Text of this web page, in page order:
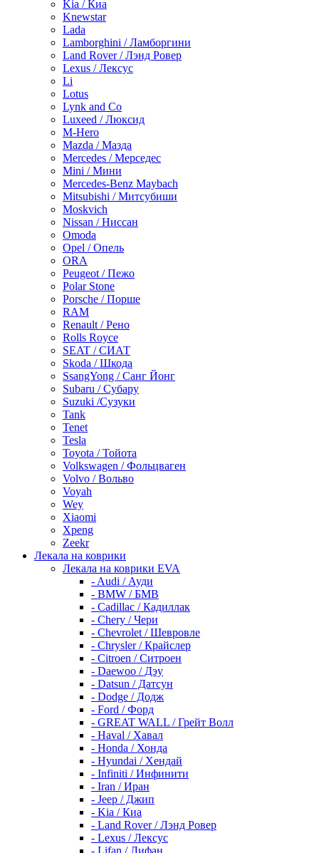
Kia / Киа
Knewstar
Lada
Lamborghini / Ламборгини
Land Rover / Лэнд Ровер
Lexus / Лексус
Li
Lotus
Lynk and Co
Luxeed / Люксид
M-Hero
Mazda / Мазда
Mercedes / Мерседес
Mini / Мини
Mercedes-Benz Maybach
Mitsubishi / Митсубиши
Moskvich
Nissan / Ниссан
Omoda
Opel / Опель
ORA
Peugeot / Пежо
Polar Stone
Porsche / Порше
RAM
Renault / Рено
Rolls Royce
SEAT / СИАТ
Skoda / Шкода
SsangYong / Санг Йонг
Subaru / Субару
Suzuki /Сузуки
Tank
Tenet
Tesla
Toyota / Тойота
Volkswagen / Фольцваген
Volvo / Вольво
Voyah
Wey
Xiaomi
Xpeng
Zeekr
Лекала на коврики
Лекала на коврики EVA
- Audi / Ауди
- BMW / БМВ
- Cadillac / Кадиллак
- Chery / Чери
- Chevrolet / Шевровле
- Chrysler / Крайслер
- Citroen / Ситроен
- Daewoo / Дэу
- Datsun / Датсун
- Dodge / Додж
- Ford / Форд
- GREAT WALL / Грейт Волл
- Haval / Хавал
- Honda / Хонда
- Hyundai / Хендай
- Infiniti / Инфинити
- Iran / Иран
- Jeep / Джип
- Kia / Киа
- Land Rover / Лэнд Ровер
- Lexus / Лексус
- Lifan / Лифан